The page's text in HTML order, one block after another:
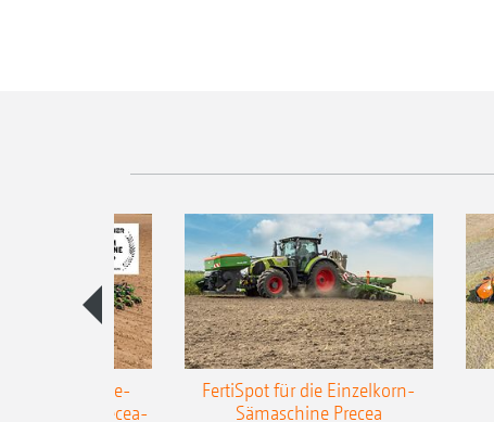
Anhänge-
Precea-
FertiSpot für die Einzelkorn-
Sämaschine Precea